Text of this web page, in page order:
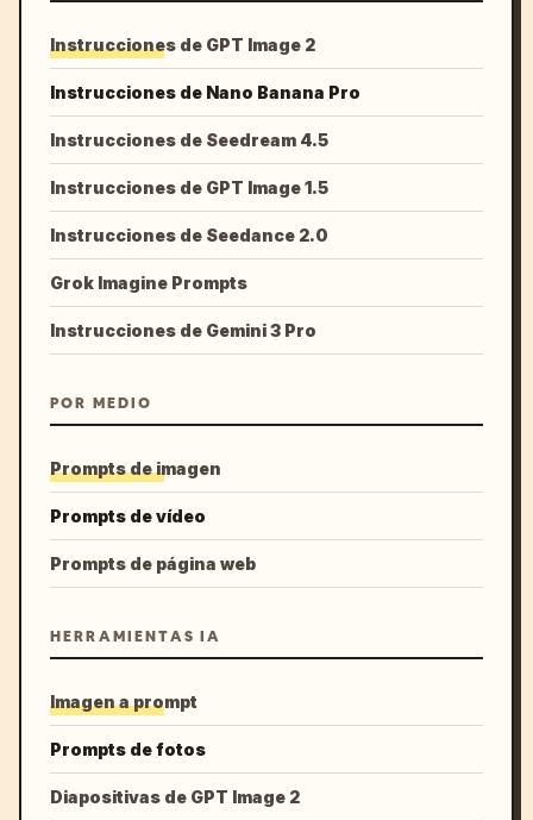
Instrucciones de GPT Image 2
Instrucciones de Nano Banana Pro
Instrucciones de Seedream 4.5
Instrucciones de GPT Image 1.5
Instrucciones de Seedance 2.0
Grok Imagine Prompts
Instrucciones de Gemini 3 Pro
POR MEDIO
Prompts de imagen
Prompts de vídeo
Prompts de página web
HERRAMIENTAS IA
Imagen a prompt
Prompts de fotos
Diapositivas de GPT Image 2